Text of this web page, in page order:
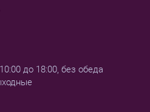
до 18:00, без обеда